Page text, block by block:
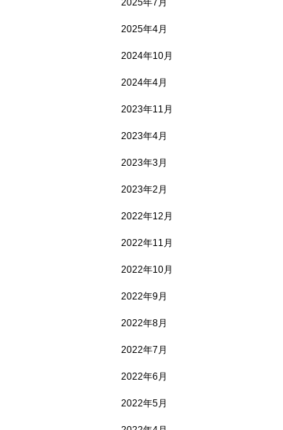
2025年7月
2025年4月
2024年10月
2024年4月
2023年11月
2023年4月
2023年3月
2023年2月
2022年12月
2022年11月
2022年10月
2022年9月
2022年8月
2022年7月
2022年6月
2022年5月